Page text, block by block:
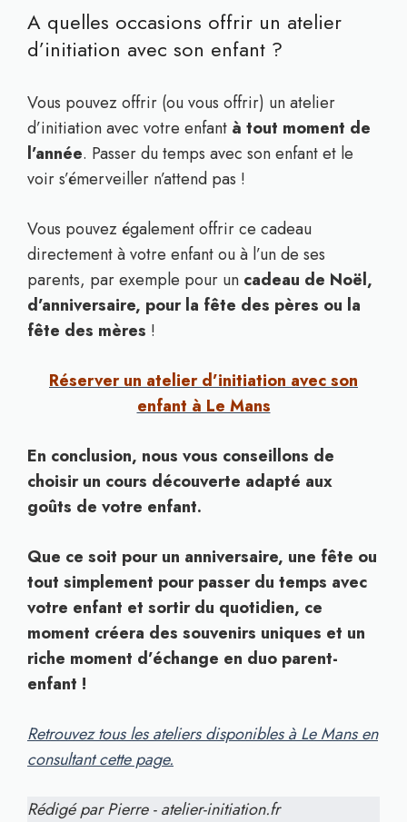
A quelles occasions offrir un atelier
d’initiation avec son enfant ?
Vous pouvez offrir (ou vous offrir) un atelier
d’initiation avec votre enfant à tout moment de
l’année. Passer du temps avec son enfant et le
voir s’émerveiller n’attend pas !
Vous pouvez également offrir ce cadeau
directement à votre enfant ou à l’un de ses
parents, par exemple pour un cadeau de Noël,
d’anniversaire, pour la fête des pères ou la
fête des mères !
Réserver un atelier d’initiation avec son
enfant à Le Mans
En conclusion, nous vous conseillons de
choisir un cours découverte adapté aux
goûts de votre enfant.
Que ce soit pour un anniversaire, une fête ou
tout simplement pour passer du temps avec
votre enfant et sortir du quotidien, ce
moment créera des souvenirs uniques et un
riche moment d’échange en duo parent-
enfant !
Retrouvez tous les ateliers disponibles à Le Mans en
consultant cette page.
Rédigé par Pierre - atelier-initiation.fr